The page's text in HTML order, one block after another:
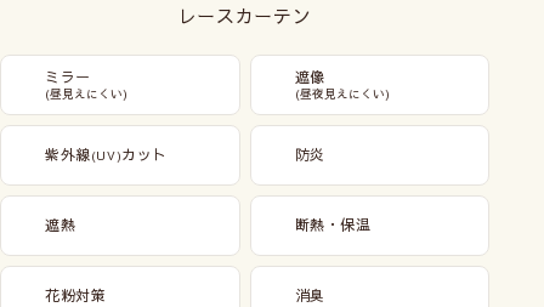
レースカーテン
ミラー
(昼見えにくい)
遮像
(昼夜見えにくい)
紫外線(UV)カット 防炎
遮熱 断熱・保温
花粉対策 消臭